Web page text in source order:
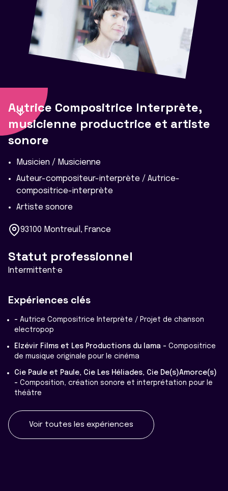
Autrice Compositrice Interprète,
musicienne productrice et artiste
sonore
Musicien / Musicienne
Auteur-compositeur-interprète / Autrice-
compositrice-interprète
Artiste sonore
93100 Montreuil, France
Statut professionnel
Intermittent·e
Expériences clés
- Autrice Compositrice Interprète / Projet de chanson
electropop
Elzévir Films et Les Productions du lama - Compositrice
de musique originale pour le cinéma
Cie Paule et Paule, Cie Les Héliades, Cie De(s)Amorce(s)
- Composition, création sonore et interprétation pour le
théâtre
Voir toutes les expériences